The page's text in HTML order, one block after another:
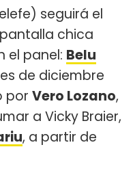
seguirá el
chica
el panel: Belu
de diciembre
por Vero Lozano,
a Vicky Braier,
, a partir de